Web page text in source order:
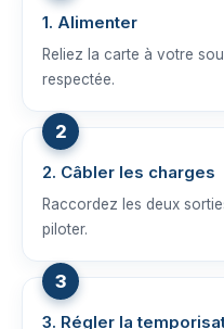
1. Alimenter
Reliez la carte à votre
respectée.
2. Câbler les charges
Raccordez les deux
piloter.
3. Régler la